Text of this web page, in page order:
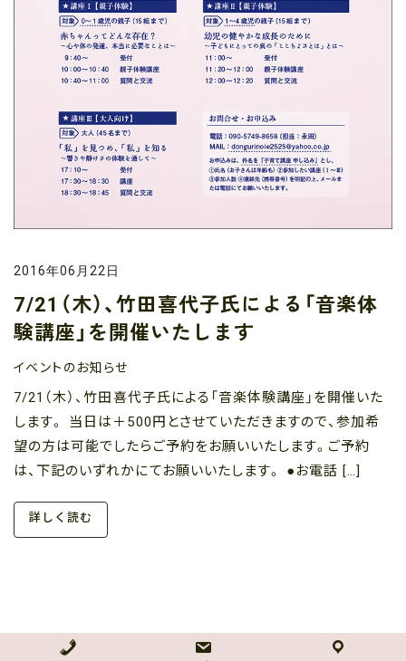
2016年06月22日
7/21（木）、竹田喜代子氏による「音楽体
験講座」を開催いたします
イベントのお知らせ
7/21（木）、竹田喜代子氏による「音楽体験講座」を開催いた
します。 当日は＋500円とさせていただきますので、参加希
望の方は可能でしたらご予約をお願いいたします。ご予約
は、下記のいずれかにてお願いいたします。 ●お電話 […]
詳しく読む
NPO法人 どんぐり自然学校・どんぐり幼児